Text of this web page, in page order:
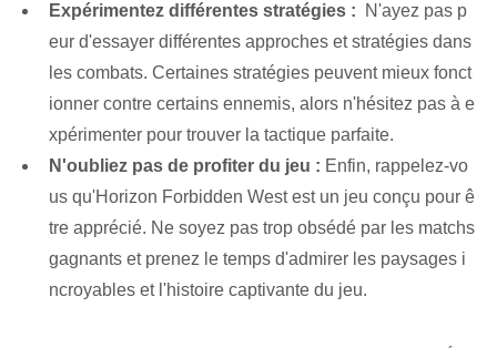
Expérimentez différentes stratégies : ⁢ N'ayez pas p
eur d'essayer différentes approches et stratégies dans
⁢les combats. Certaines ⁢stratégies‍ peuvent mieux fonct
ionner contre certains ennemis, alors n'hésitez pas à e
xpérimenter pour trouver la ⁤tactique parfaite.
N'oubliez pas de profiter du jeu : Enfin, rappelez-vo
us qu'Horizon Forbidden West⁢ est un jeu⁤ conçu pour ê
tre apprécié. Ne soyez pas trop obsédé par les matchs
gagnants et prenez le temps d'admirer les paysages i
ncroyables et l'histoire captivante du jeu.